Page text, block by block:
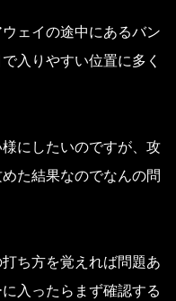
ェイの途中にあるバン
入りやすい位置に多く
にしたいのですが、攻
めた結果なのでなんの問
ち方を覚えれば問題あ
入ったらまず確認する